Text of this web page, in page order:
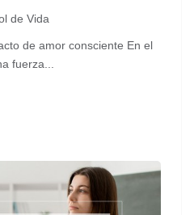
de Vida
de amor consciente En el
fuerza...